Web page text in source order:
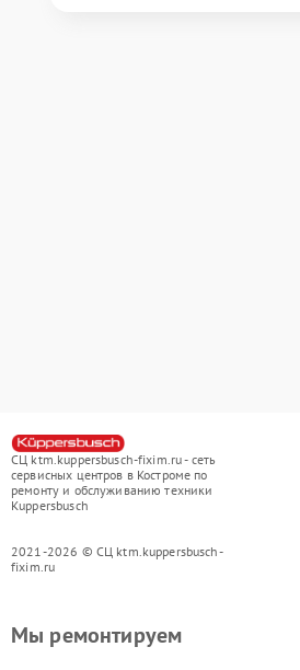
СЦ ktm.kuppersbusch-fixim.ru - сеть
сервисных центров в Костроме по
ремонту и обслуживанию техники
Kuppersbusch
2021-2026 © СЦ ktm.kuppersbusch-
fixim.ru
Мы ремонтируем